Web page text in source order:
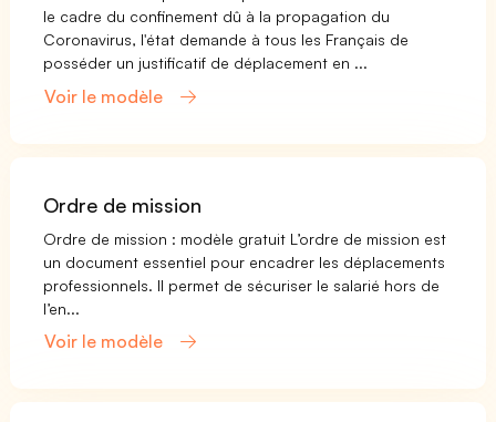
le cadre du confinement dû à la propagation du
Coronavirus, l'état demande à tous les Français de
posséder un justificatif de déplacement en ...
Voir le modèle
Ordre de mission
Ordre de mission : modèle gratuit L’ordre de mission est
un document essentiel pour encadrer les déplacements
professionnels. Il permet de sécuriser le salarié hors de
l’en...
Voir le modèle